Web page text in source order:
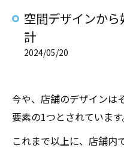
空間デザインか
計
2024/05/20
今や、店舗のデザインは
要素の1つとされています
これまで以上に、店舗内